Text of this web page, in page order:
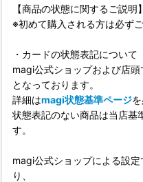
【商品の状態に関するご説明】
※初めて購入される方は必ずご
・カードの状態表記について
magi公式ショップおよび店
となっております。
詳細はmagi状態基準ページ
状態表記のない商品は当店基
す。
magi公式ショップによる設
り、